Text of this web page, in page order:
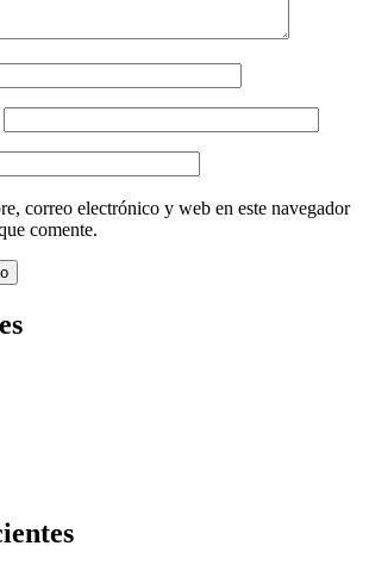
correo electrónico y web en este navegador
comente.